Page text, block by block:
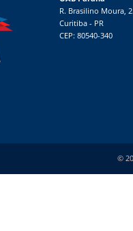
R. Brasilino Moura,
Curitiba - PR
CEP: 80540-340
©